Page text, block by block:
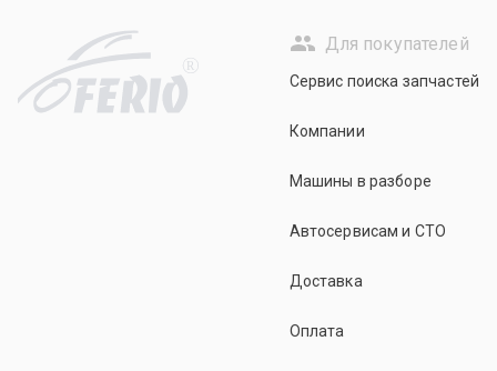
R
Для покупателей
Сервис поиска запчастей
Компании
Машины в разборе
Автосервисам и СТО
Доставка
Оплата